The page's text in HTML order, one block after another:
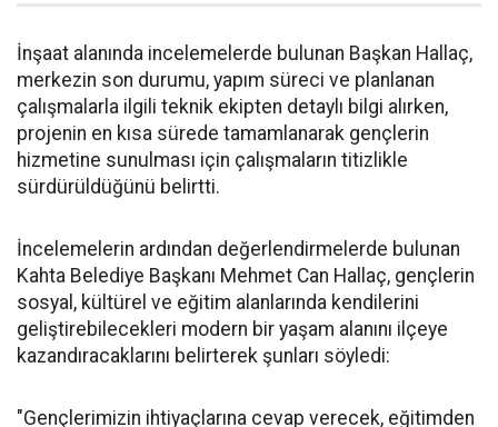
İnşaat alanında incelemelerde bulunan Başkan Hallaç,
merkezin son durumu, yapım süreci ve planlanan
çalışmalarla ilgili teknik ekipten detaylı bilgi alırken,
projenin en kısa sürede tamamlanarak gençlerin
hizmetine sunulması için çalışmaların titizlikle
sürdürüldüğünü belirtti.
İncelemelerin ardından değerlendirmelerde bulunan
Kahta Belediye Başkanı Mehmet Can Hallaç, gençlerin
sosyal, kültürel ve eğitim alanlarında kendilerini
geliştirebilecekleri modern bir yaşam alanını ilçeye
kazandıracaklarını belirterek şunları söyledi:
"Gençlerimizin ihtiyaçlarına cevap verecek, eğitimden